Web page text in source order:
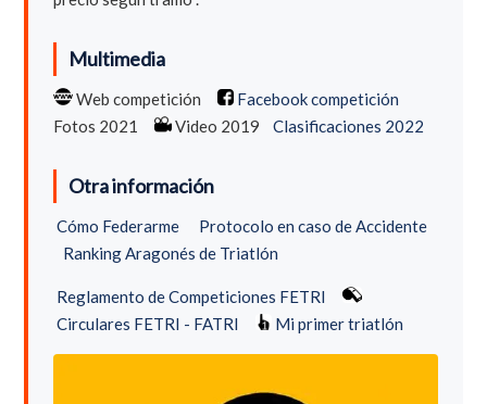
Multimedia
Web competición
Facebook competición
Fotos 2021
Video 2019 Clasificaciones 2022
Otra información
Cómo Federarme
Protocolo en caso de Accidente
Ranking Aragonés de Triatlón
Reglamento de Competiciones FETRI
Circulares FETRI - FATRI
Mi primer triatlón